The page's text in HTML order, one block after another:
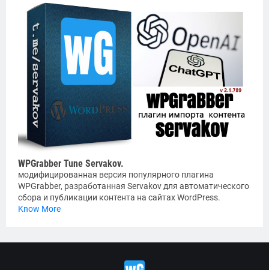
WPGrabber Tune Servakov.
модифицированная версия популярного плагина
WPGrabber, разработанная Servakov для автоматического
сбора и публикации контента на сайтах WordPress.
Know More